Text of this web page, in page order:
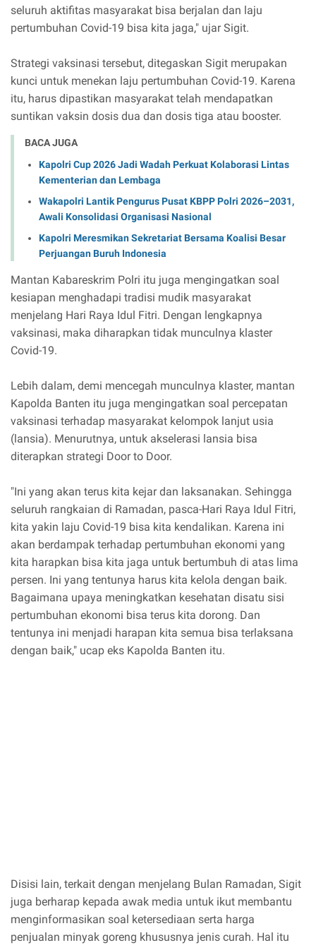
seluruh aktifitas masyarakat bisa berjalan dan laju
pertumbuhan Covid-19 bisa kita jaga," ujar Sigit.
Strategi vaksinasi tersebut, ditegaskan Sigit merupakan
kunci untuk menekan laju pertumbuhan Covid-19. Karena
itu, harus dipastikan masyarakat telah mendapatkan
suntikan vaksin dosis dua dan dosis tiga atau booster.
BACA JUGA
Kapolri Cup 2026 Jadi Wadah Perkuat Kolaborasi Lintas
Kementerian dan Lembaga
Wakapolri Lantik Pengurus Pusat KBPP Polri 2026–2031,
Awali Konsolidasi Organisasi Nasional
Kapolri Meresmikan Sekretariat Bersama Koalisi Besar
Perjuangan Buruh Indonesia
Mantan Kabareskrim Polri itu juga mengingatkan soal
kesiapan menghadapi tradisi mudik masyarakat
menjelang Hari Raya Idul Fitri. Dengan lengkapnya
vaksinasi, maka diharapkan tidak munculnya klaster
Covid-19.
Lebih dalam, demi mencegah munculnya klaster, mantan
Kapolda Banten itu juga mengingatkan soal percepatan
vaksinasi terhadap masyarakat kelompok lanjut usia
(lansia). Menurutnya, untuk akselerasi lansia bisa
diterapkan strategi Door to Door.
"Ini yang akan terus kita kejar dan laksanakan. Sehingga
seluruh rangkaian di Ramadan, pasca-Hari Raya Idul Fitri,
kita yakin laju Covid-19 bisa kita kendalikan. Karena ini
akan berdampak terhadap pertumbuhan ekonomi yang
kita harapkan bisa kita jaga untuk bertumbuh di atas lima
persen. Ini yang tentunya harus kita kelola dengan baik.
Bagaimana upaya meningkatkan kesehatan disatu sisi
pertumbuhan ekonomi bisa terus kita dorong. Dan
tentunya ini menjadi harapan kita semua bisa terlaksana
dengan baik," ucap eks Kapolda Banten itu.
Disisi lain, terkait dengan menjelang Bulan Ramadan, Sigit
juga berharap kepada awak media untuk ikut membantu
menginformasikan soal ketersediaan serta harga
penjualan minyak goreng khususnya jenis curah. Hal itu